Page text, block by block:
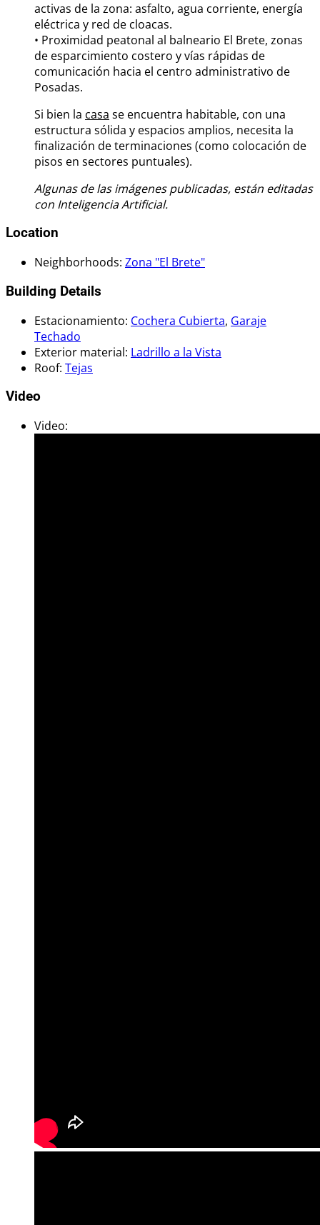
activas de la zona: asfalto, agua corriente, energía
eléctrica y red de cloacas.
• Proximidad peatonal al balneario El Brete, zonas
de esparcimiento costero y vías rápidas de
comunicación hacia el centro administrativo de
Posadas.
Si bien la casa se encuentra habitable, con una
estructura sólida y espacios amplios, necesita la
finalización de terminaciones (como colocación de
pisos en sectores puntuales).
Algunas de las imágenes publicadas, están editadas
con Inteligencia Artificial.
Location
Neighborhoods: Zona "El Brete"
Building Details
Estacionamiento: Cochera Cubierta, Garaje
Techado
Exterior material: Ladrillo a la Vista
Roof: Tejas
Video
Video: